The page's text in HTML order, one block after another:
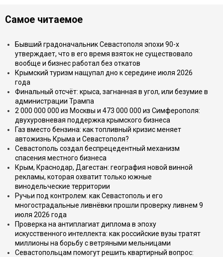
Самое читаемое
Бывший градоначальник Севастополя эпохи 90-х
утверждает, что в его время взяток не существовало
вообще и бизнес работал без откатов
Крымский туризм нащупал дно к середине июля 2026
года
Финальный отсчёт: крыса, загнанная в угол, или безумие в
администрации Трампа
2 000 000 000 из Москвы и 473 000 000 из Симферополя:
двухуровневая поддержка крымского бизнеса
Газ вместо бензина: как топливный кризис меняет
автожизнь Крыма и Севастополя?
Севастополь создал беспрецедентный механизм
спасения местного бизнеса
Крым, Краснодар, Дагестан: география новой винной
рекламы, которая охватит только южные
винодельческие территории
Ручьи под контролем: как Севастополь и его
многострадальные ливнёвки прошли проверку ливнем 9
июля 2026 года
Проверка на антиплагиат диплома в эпоху
искусственного интеллекта: как российские вузы тратят
миллионы на борьбу с ветряными мельницами
Севастопольцам помогут решить квартирный вопрос: